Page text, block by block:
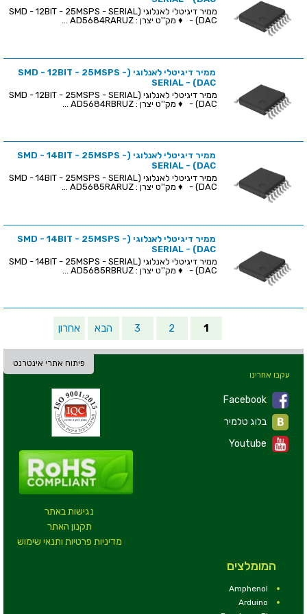
ממיר דיגיטלי לאנלוגי (SMD - 12BIT - 25MSPS - SERIAL
- (DAC ♦ מק''ט יצרן : AD5684RARUZ ...
ממיר דיגיטלי לאנלוגי (SMD - 12BIT - 25MSPS -
SERIAL - (DAC
ממיר דיגיטלי לאנלוגי (SMD - 12BIT - 25MSPS - SERIAL
- (DAC ♦ מק''ט יצרן : AD5684RBRUZ ...
ממיר דיגיטלי לאנלוגי (SMD - 14BIT - 25MSPS -
SERIAL - (DAC
ממיר דיגיטלי לאנלוגי (SMD - 14BIT - 25MSPS - SERIAL
- (DAC ♦ מק''ט יצרן : AD5685RARUZ ...
ממיר דיגיטלי לאנלוגי (SMD - 14BIT - 25MSPS -
SERIAL - (DAC
ממיר דיגיטלי לאנלוגי (SMD - 14BIT - 25MSPS - SERIAL
- (DAC ♦ מק''ט יצרן : AD5685RBRUZ ...
1
2
3 הבא אחרון
פיתוח אתרי אינטרנט
נגישות באתר
תקנון האתר
מדיניות פרטיות ותנאי שימוש
עקבו אחרינו
Facebook
Youtube
המומלצים
Amphenol
Arduino